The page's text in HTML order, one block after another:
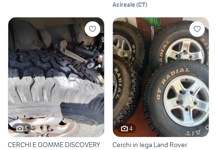
Acireale(CT)
5
CERCHI E GOMME DISCOVERY
4
Cerchi in lega Land Rover.